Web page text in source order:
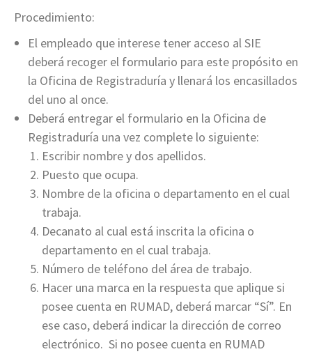
Procedimiento:
El empleado que interese tener acceso al SIE
deberá recoger el formulario para este propósito en
la Oficina de Registraduría y llenará los encasillados
del uno al once.
Deberá entregar el formulario en la Oficina de
Registraduría una vez complete lo siguiente:
Escribir nombre y dos apellidos.
Puesto que ocupa.
Nombre de la oficina o departamento en el cual
trabaja.
Decanato al cual está inscrita la oficina o
departamento en el cual trabaja.
Número de teléfono del área de trabajo.
Hacer una marca en la respuesta que aplique si
posee cuenta en RUMAD, deberá marcar “Sí”. En
ese caso, deberá indicar la dirección de correo
electrónico. Si no posee cuenta en RUMAD